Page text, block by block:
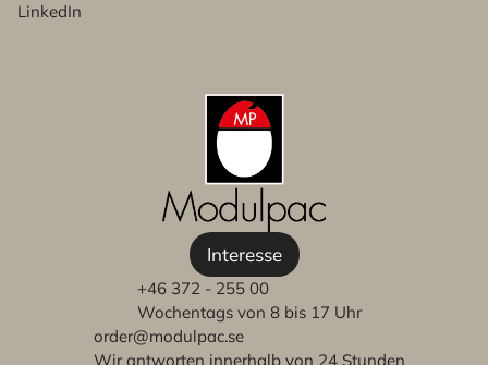
LinkedIn
Interesse
+46 372 - 255 00
Wochentags von 8 bis 17 Uhr
order@modulpac.se
Wir antworten innerhalb von 24 Stunden